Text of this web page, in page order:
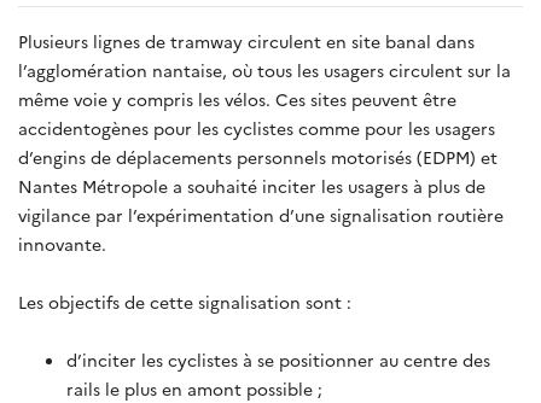
Plusieurs lignes de tramway circulent en site banal dans
l’agglomération nantaise, où tous les usagers circulent sur la
même voie y compris les vélos. Ces sites peuvent être
accidentogènes pour les cyclistes comme pour les usagers
d’engins de déplacements personnels motorisés (EDPM) et
Nantes Métropole a souhaité inciter les usagers à plus de
vigilance par l’expérimentation d’une signalisation routière
innovante.
Les objectifs de cette signalisation sont :
d’inciter les cyclistes à se positionner au centre des
rails le plus en amont possible ;